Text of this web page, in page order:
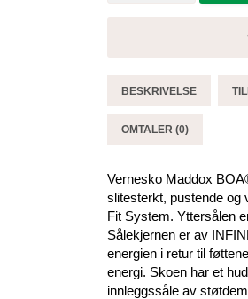
antall
BESKRIVELSE
OMTALER (0)
Vernesko Maddox
slitesterkt, pustende
Fit System. Yttersålen
Sålekjernen er av
energien i retur til
energi. Skoen har et
innleggssåle av